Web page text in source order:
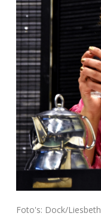
Foto's: Dock/